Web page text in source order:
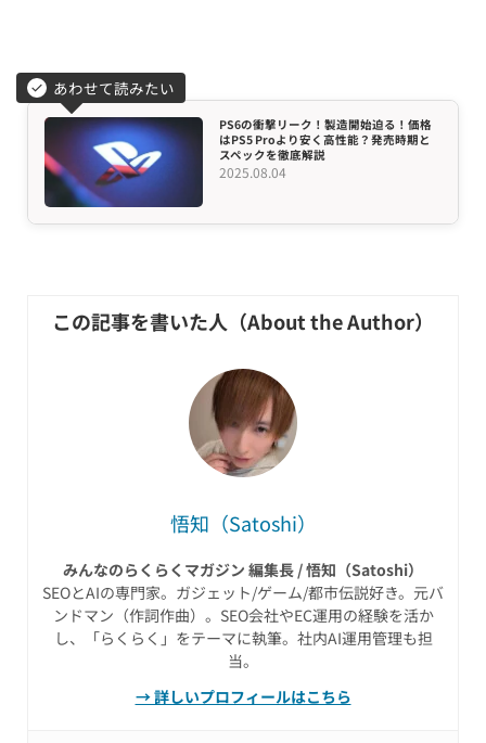
あわせて読みたい
PS6の衝撃リーク！製造開始迫る！価格
はPS5 Proより安く高性能？発売時期と
スペックを徹底解説
2025.08.04
悟知（Satoshi）
みんなのらくらくマガジン 編集長 / 悟知（Satoshi）
SEOとAIの専門家。ガジェット/ゲーム/都市伝説好き。元バ
ンドマン（作詞作曲）。SEO会社やEC運用の経験を活か
し、「らくらく」をテーマに執筆。社内AI運用管理も担
当。
→ 詳しいプロフィールはこちら